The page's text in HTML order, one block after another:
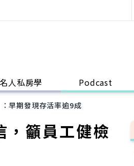
名人私房學 Podcast
早期發現存活率逾9成
，籲員工健檢